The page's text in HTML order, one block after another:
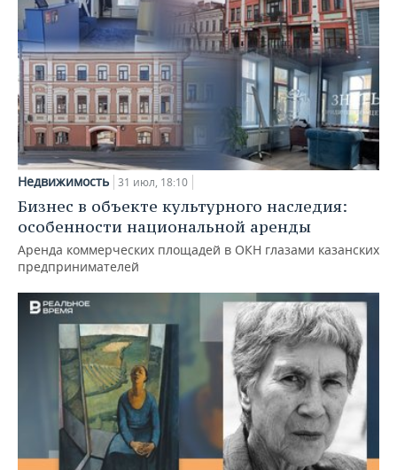
Недвижимость 31 июл, 18:10
Бизнес в объекте культурного наследия:
особенности национальной аренды
Аренда коммерческих площадей в ОКН глазами казанских
предпринимателей